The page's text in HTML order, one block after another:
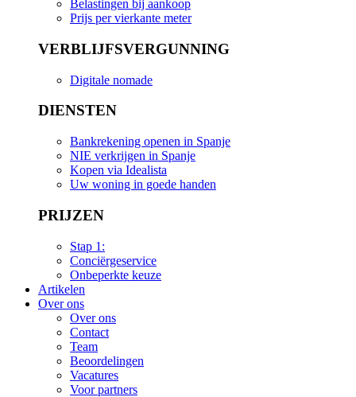
Belastingen bij aankoop
Prijs per vierkante meter
VERBLIJFSVERGUNNING
Digitale nomade
DIENSTEN
Bankrekening openen in Spanje
NIE verkrijgen in Spanje
Kopen via Idealista
Uw woning in goede handen
PRIJZEN
Stap 1:
Conciërgeservice
Onbeperkte keuze
Artikelen
Over ons
Over ons
Contact
Team
Beoordelingen
Vacatures
Voor partners